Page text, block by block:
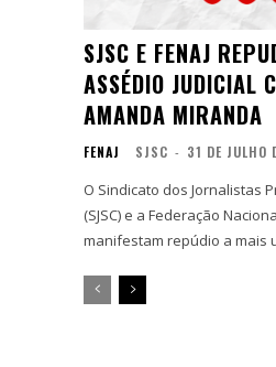
SJSC E FENAJ
ASSÉDIO JUDICIAL
AMANDA MIRANDA
FENAJ SJSC - 31 DE JULHO
O Sindicato dos Jornalistas
(SJSC) e a Federação
manifestam repúdio a mais